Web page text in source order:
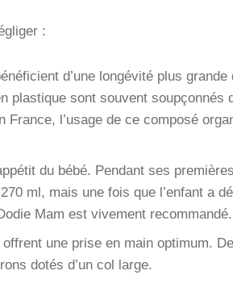
:
d’une longévité plus grande
plastique sont souvent soupçonnés
l’usage de ce composé
du bébé. Pendant ses
ml, mais une fois que l’enfant a
Mam est vivement recommandé.
une prise en main optimum.
dotés d’un col large.